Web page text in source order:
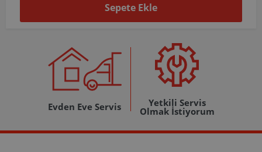
Sepete Ekle
Evden Eve Servis Yetkili Servis
Olmak İstiyorum